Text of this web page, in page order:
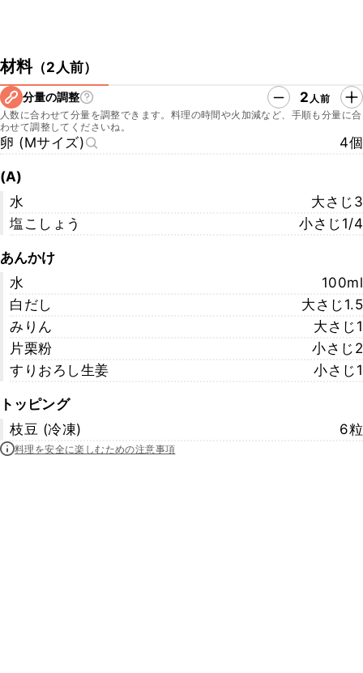
材料（2人前）
分量の調整 2 人前
人数に合わせて分量を調整できます。料理の時間や火加減など、手順も分量に合
わせて調整してくださいね。
卵 (Mサイズ) 4個
(A)
水
大さじ3
塩こしょう
小さじ1/4
あんかけ
水
100ml
白だし
大さじ1.5
みりん
大さじ1
片栗粉
小さじ2
すりおろし生姜
小さじ1
トッピング
枝豆 (冷凍)
6粒
料理を安全に楽しむための注意事項